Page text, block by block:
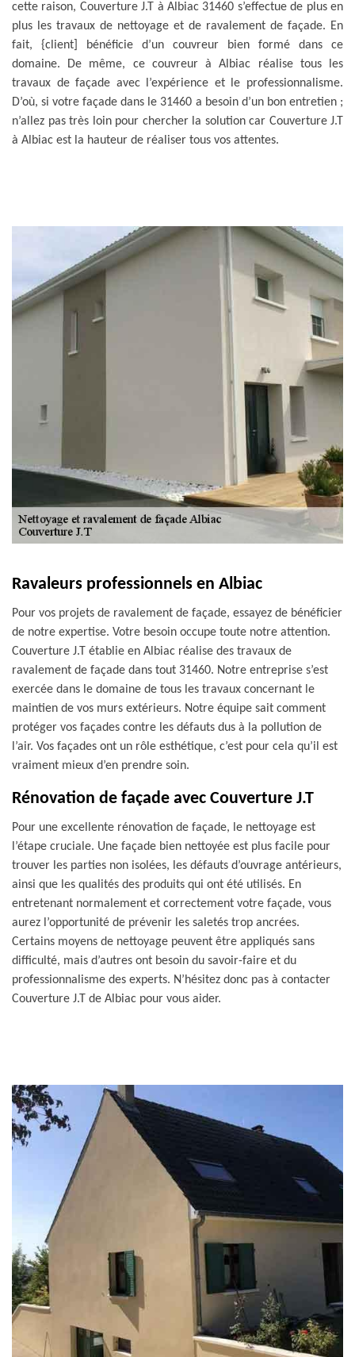
cette raison, Couverture J.T à Albiac 31460 s’effectue de plus en
plus les travaux de nettoyage et de ravalement de façade. En
fait, {client] bénéficie d’un couvreur bien formé dans ce
domaine. De même, ce couvreur à Albiac réalise tous les
travaux de façade avec l’expérience et le professionnalisme.
D’où, si votre façade dans le 31460 a besoin d’un bon entretien ;
n’allez pas très loin pour chercher la solution car Couverture J.T
à Albiac est la hauteur de réaliser tous vos attentes.
Ravaleurs professionnels en Albiac
Pour vos projets de ravalement de façade, essayez de bénéficier
de notre expertise. Votre besoin occupe toute notre attention.
Couverture J.T établie en Albiac réalise des travaux de
ravalement de façade dans tout 31460. Notre entreprise s’est
exercée dans le domaine de tous les travaux concernant le
maintien de vos murs extérieurs. Notre équipe sait comment
protéger vos façades contre les défauts dus à la pollution de
l’air. Vos façades ont un rôle esthétique, c’est pour cela qu’il est
vraiment mieux d’en prendre soin.
Rénovation de façade avec Couverture J.T
Pour une excellente rénovation de façade, le nettoyage est
l’étape cruciale. Une façade bien nettoyée est plus facile pour
trouver les parties non isolées, les défauts d’ouvrage antérieurs,
ainsi que les qualités des produits qui ont été utilisés. En
entretenant normalement et correctement votre façade, vous
aurez l’opportunité de prévenir les saletés trop ancrées.
Certains moyens de nettoyage peuvent être appliqués sans
difficulté, mais d’autres ont besoin du savoir-faire et du
professionnalisme des experts. N’hésitez donc pas à contacter
Couverture J.T de Albiac pour vous aider.